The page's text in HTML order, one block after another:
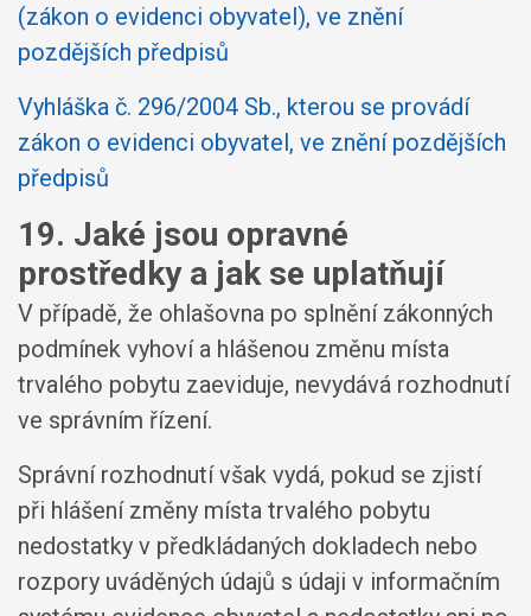
(zákon o evidenci obyvatel), ve znění
pozdějších předpisů
Vyhláška č. 296/2004 Sb., kterou se provádí
zákon o evidenci obyvatel, ve znění pozdějších
předpisů
19. Jaké jsou opravné
prostředky a jak se uplatňují
V případě, že ohlašovna po splnění zákonných
podmínek vyhoví a hlášenou změnu místa
trvalého pobytu zaeviduje, nevydává rozhodnutí
ve správním řízení.
Správní rozhodnutí však vydá, pokud se zjistí
při hlášení změny místa trvalého pobytu
nedostatky v předkládaných dokladech nebo
rozpory uváděných údajů s údaji v informačním